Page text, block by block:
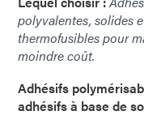
polyvalentes, solides
thermofusibles pour
moindre coût.
Adhésifs
adhésifs à base de